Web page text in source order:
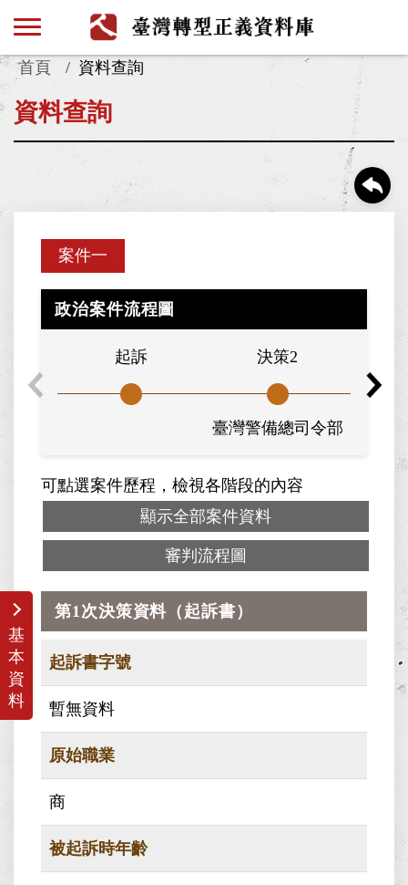
首頁 資料查詢
資料查詢
案件一
政治案件流程圖
起訴 決策2
臺灣警備總司令部
可點選案件歷程，檢視各階段的內容
顯示全部案件資料
審判流程圖
基
本
資
料
第1次決策資料（起訴書）
起訴書字號
暫無資料
原始職業
商
被起訴時年齡